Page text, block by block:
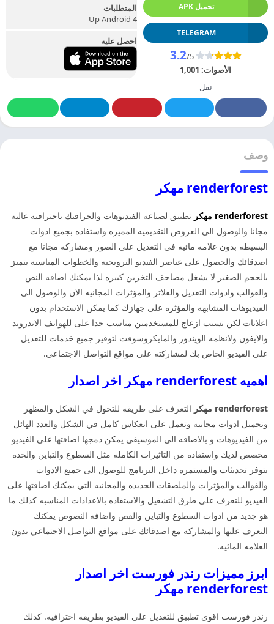
تحميل APK
TELEGRAM
3.2/5
الأصوات: 1,001
نقل
المتطلبات
Up Android 4
احصل عليه
وصف
renderforest مهكر
renderforest مهكر
تطبيق لصناعه الفيديوهات والجرافيك باحترافيه عاليه
مجانا والوصول الى العروض التقديميه المميزه واستفاده بجميع ادوات
البسيطه بدون علامه مائيه في التعديل على الصور ومشاركه مجانا مع
اصدقائك والحصول على عناصر الفيديو الترويجيه والخطوات المناسبه يتميز
بالحجم الصغير لا يشغل مصاحف التخزين كبيره لذا يمكنك اضافه النص
والقوالب وادوات التعديل والفلاتر والمؤثرات المجانيه الان والوصول الى
الفيديوهات المشابهه والمؤثره على جهازك كما يمكن الاستخدام بدون
اعلانات لكن تسبب ازعاج للمستخدمين مناسب جدا على للهواتف الاندرويد
والايفون ولانظمه الويندوز والمايكروسوفت لتوفير جميع خدمات للتعديل
على الفيديو الخاص بك لمشاركته على مواقع التواصل الاجتماعي.
اهميه renderforest مهكر اخر اصدار
renderforest مهكر
التعرف على طريقه للتحول في الشكل والمظهر
وتحميل ادوات مجانيه وتعمل على انعكاس كامل في الشكل والعدد الهائل
من الفيديوهات و بالاضافه الى الموسيقى يمكن دمجها اضافتها على الفيديو
مخصص لديك واستفاده من التاثيرات الكامله مثل السطوع والتباين والحده
يتوفر تحديثات والمستمره داخل البرنامج للوصول الى جميع الادوات
والقوالب والمؤثرات والملصقات الجديده والمجانيه التي يمكنك اضافتها على
الفيديو للتعرف على طرق التشغيل والاستفاده بالاعدادات المناسبه كذلك ما
هو جديد من ادوات السطوع والتباين والقص واضافه النصوص يمكنك
التعرف عليها والمشاركه مع اصدقائك على مواقع التواصل الاجتماعي بدون
العلامه المائيه.
ابرز مميزات رندر فورست اخر اصدار
renderforest مهكر
رندر فورست اقوى تطبيق للتعديل على الفيديو بطريقه احترافيه. كذلك